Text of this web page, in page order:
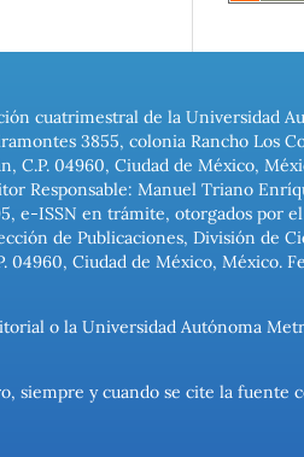
cuatrimestral de la Universidad
3855, colonia Rancho Los
C.P. 04960, Ciudad de México,
Responsable: Manuel Triano
e-ISSN en trámite, otorgados por
de Publicaciones, División de
04960, Ciudad de México, México.
o la Universidad Autónoma
siempre y cuando se cite la fuente